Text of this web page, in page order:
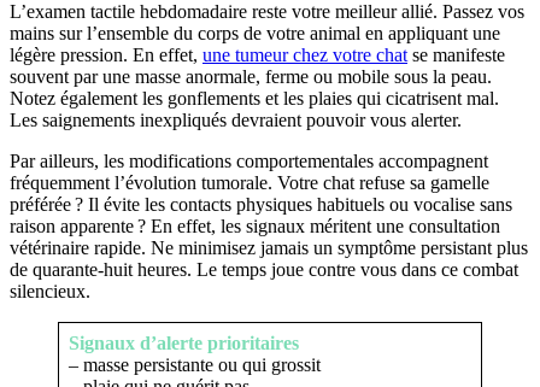
L’examen tactile hebdomadaire reste votre meilleur allié. Passez vos
mains sur l’ensemble du corps de votre animal en appliquant une
légère pression. En effet, une tumeur chez votre chatse manifeste
souvent par une masse anormale, ferme ou mobile sous la peau.
Notez également les gonflements et les plaies qui cicatrisent mal.
Les saignements inexpliqués devraient pouvoir vous alerter.
Par ailleurs, les modifications comportementales accompagnent
fréquemment l’évolution tumorale. Votre chat refuse sa gamelle
préférée ? Il évite les contacts physiques habituels ou vocalise sans
raison apparente ? En effet, les signaux méritent une consultation
vétérinaire rapide. Ne minimisez jamais un symptôme persistant plus
de quarante-huit heures. Le temps joue contre vous dans ce combat
silencieux.
Signaux d’alerte prioritaires
– masse persistante ou qui grossit